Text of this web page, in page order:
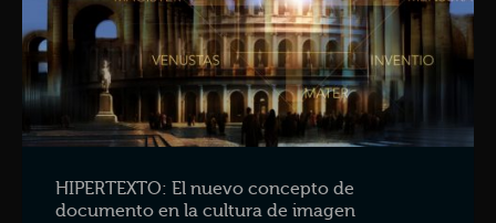
HIPERTEXTO: El nuevo concepto de
documento en la cultura de imagen